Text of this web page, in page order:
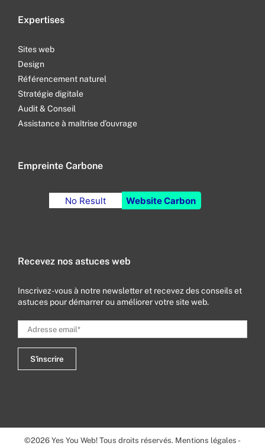
Expertises
Sites web
Design
Référencement naturel
Stratégie digitale
Audit & Conseil
Assistance à maîtrise d’ouvrage
Empreinte Carbone
No Result Website Carbon
Recevez nos astuces web
Inscrivez-vous à notre newsletter et recevez des conseils et
astuces pour démarrer ou améliorer votre site web.
©2026 Yes You Web! Tous droits réservés. Mentions légales -